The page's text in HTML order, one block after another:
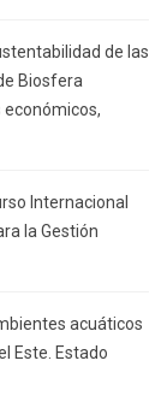
de las
Biosfera
económicos,
Internacional
la Gestión
acuáticos
Este. Estado